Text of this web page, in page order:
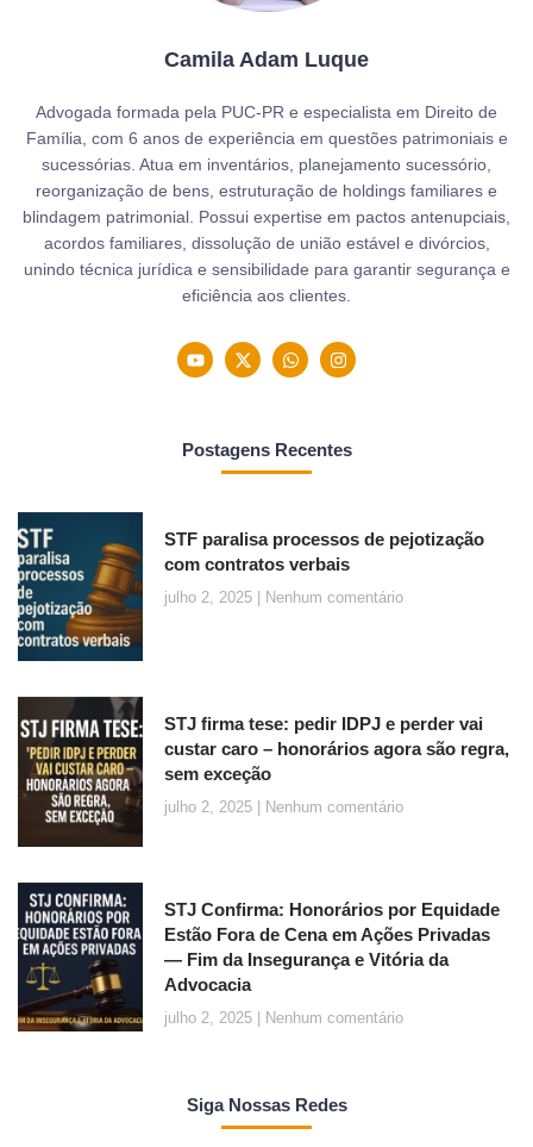
Camila Adam Luque
Advogada formada pela PUC-PR e especialista em Direito de
Família, com 6 anos de experiência em questões patrimoniais e
sucessórias. Atua em inventários, planejamento sucessório,
reorganização de bens, estruturação de holdings familiares e
blindagem patrimonial. Possui expertise em pactos antenupciais,
acordos familiares, dissolução de união estável e divórcios,
unindo técnica jurídica e sensibilidade para garantir segurança e
eficiência aos clientes.
Postagens Recentes
STF paralisa processos de pejotização
com contratos verbais
julho 2, 2025 Nenhum comentário
STJ firma tese: pedir IDPJ e perder vai
custar caro – honorários agora são regra,
sem exceção
julho 2, 2025 Nenhum comentário
STJ Confirma: Honorários por Equidade
Estão Fora de Cena em Ações Privadas
— Fim da Insegurança e Vitória da
Advocacia
julho 2, 2025 Nenhum comentário
Siga Nossas Redes